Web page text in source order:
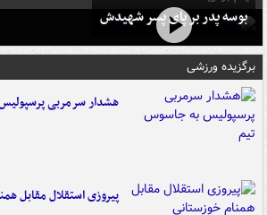
بوسه‌ پدر بر پای پسر شهیدش
برگزیده ورزشی
هشدار سرمربی
پیروزی استقلال مقابل